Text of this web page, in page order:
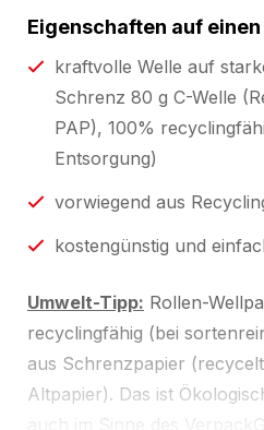
Eigenschaften auf
kraftvolle Welle auf
Schrenz 80 g C-Welle
PAP), 100%
Entsorgung)
vorwiegend aus
kostengünstig und
Umwelt-Tipp: Rollen-
recyclingfähig (bei
aus Schrenzpapier
Altpapier). Das ist
auch im Sinne des VerpackG.